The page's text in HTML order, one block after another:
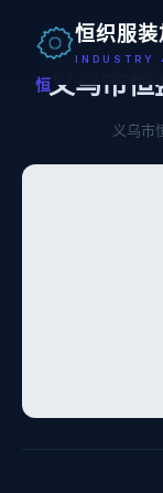
恒
恒织服装
INDUSTRY
义乌市恒
义乌市